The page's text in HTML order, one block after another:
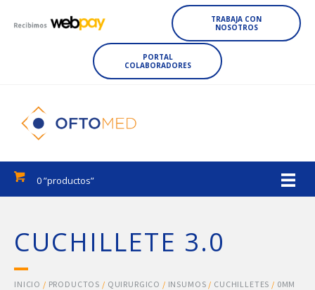
TRABAJA CON
NOSOTROS
PORTAL
COLABORADORES
0 ”productos”
CUCHILLETE 3.0
INICIO / PRODUCTOS / QUIRURGICO / INSUMOS / CUCHILLETES / 0MM